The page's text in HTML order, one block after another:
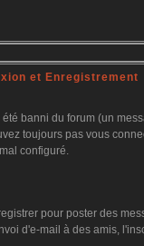
et Enregistrement
banni du forum (un
toujours pas vous
configuré.
pour poster des
d'e-mail à des amis,